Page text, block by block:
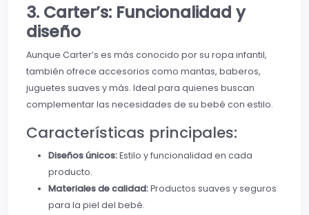
3. Carter’s: Funcionalidad y
diseño
Aunque Carter’s es más conocido por su ropa infantil,
también ofrece accesorios como mantas, baberos,
juguetes suaves y más. Ideal para quienes buscan
complementar las necesidades de su bebé con estilo.
Características principales:
Diseños únicos:Estilo y funcionalidad en cada
producto.
Materiales de calidad:Productos suaves y seguros
para la piel del bebé.